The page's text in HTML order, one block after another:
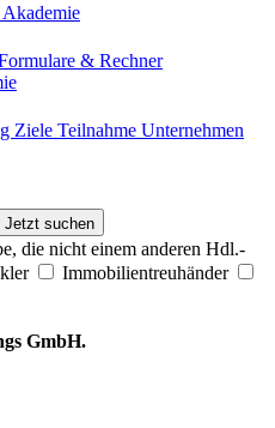
& Rechner
Ziele Teilnahme Unternehmen
Jetzt suchen
die nicht einem anderen Hdl.-
Immobilientreuhänder
GmbH.